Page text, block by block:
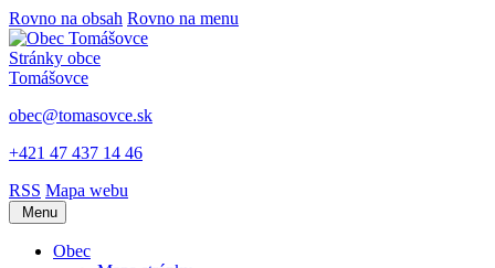
Rovno na obsah Rovno na menu
Stránky obce
Tomášovce
obec@tomasovce.sk
+421 47 437 14 46
RSS Mapa webu
Menu
Obec